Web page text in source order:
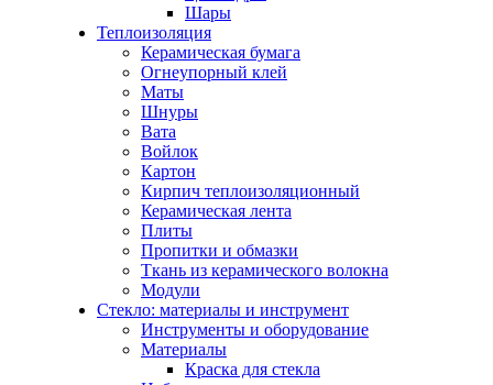
Шары
Теплоизоляция
Керамическая бумага
Огнеупорный клей
Маты
Шнуры
Вата
Войлок
Картон
Кирпич теплоизоляционный
Керамическая лента
Плиты
Пропитки и обмазки
Ткань из керамического волокна
Модули
Стекло: материалы и инструмент
Инструменты и оборудование
Материалы
Краска для стекла